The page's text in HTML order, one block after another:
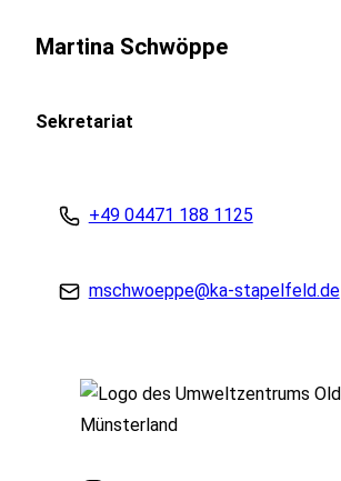
Martina Schwöppe
Sekretariat
+49 04471 188 1125
mschwoeppe@ka-stapelfeld.de